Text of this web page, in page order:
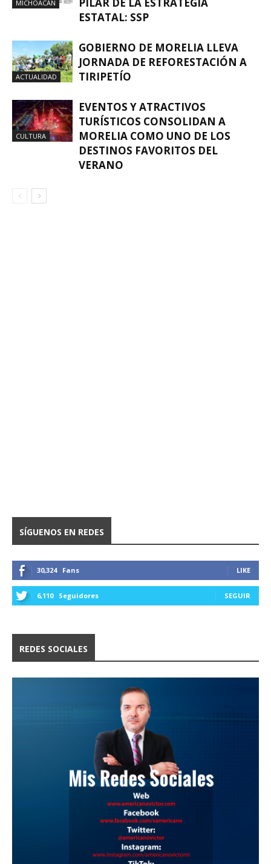
MICHOACÁN
ESTATAL: SSP
ACTUALIDAD
GOBIERNO DE MORELIA LLEVA
JORNADA DE REFORESTACIÓN A
TIRIPETÍO
CULTURA
EVENTOS Y ATRACTIVOS
TURÍSTICOS CONSOLIDAN A
MORELIA COMO UNO DE LOS
DESTINOS FAVORITOS DEL
VERANO
SÍGUENOS EN REDES
30,324 Fans LIKE
6,110 Seguidores SEGUIR
REDES SOCIALES